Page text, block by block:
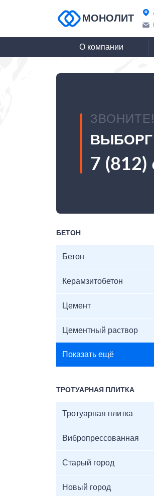
МОНОЛИТ
О компании
ЗВОНИТЕ!
ВЫБОРГ
7 (812)
БЕТОН
Бетон
Керамзитобетон
Цемент
Цементный раствор
Показать ещё
ТРОТУАРНАЯ ПЛИТКА
Тротуарная плитка
Вибропрессованная
Старый город
Новый город